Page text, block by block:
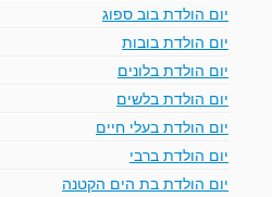
יום הולדת בוב ספוג
יום הולדת בובות
יום הולדת בלונים
יום הולדת בלשים
יום הולדת בעלי חיים
יום הולדת ברבי
יום הולדת בת הים הקטנה